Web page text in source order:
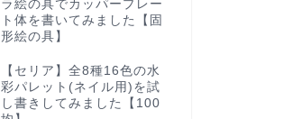
ラ絵の具でカッパープレー
ト体を書いてみました【固
形絵の具】
【セリア】全8種16色の水
彩パレット(ネイル用)を試
し書きしてみました【100